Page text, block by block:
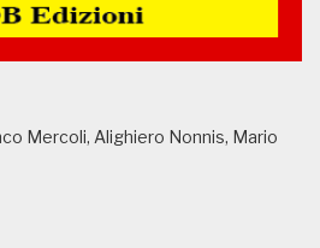
Mercoli, Alighiero Nonnis, Mario